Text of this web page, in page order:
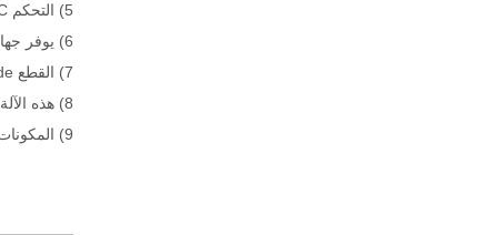
5) التحكم PLC يجعل كل عملية بسهولة. يتم تشغيل جميع الوظائف على لوحة التحكم في الشاشة.
6) يوفر جهاز Remoter اللاسلكي Conrols سهلة من الجسر المنشار الذي يصنعه المستخدمون ودودون للغاية.
7) القطع Guide بواسطة الليزر يوفر وضع الدقة في +/- 0.2mm.
8) هذه الآلة بسيطة للغاية وسهلة لك التنزيل عند الباب، كما أنه من السهل جدا تثبيت الجهاز.
9) المكونات الكهربائية وأجزاء من العلامة التجارية الدولية الجيدة المعتمدة، الموثوقية مضمونة.